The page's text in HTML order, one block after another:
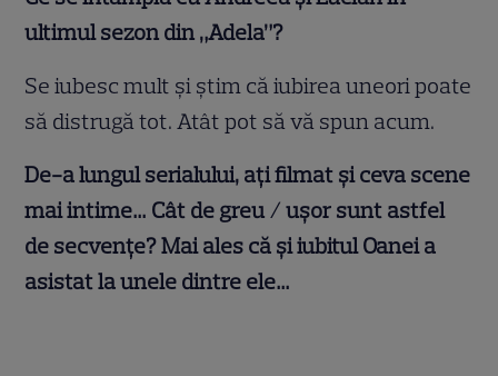
ultimul sezon din „Adela”?
Se iubesc mult și știm că iubirea uneori poate
să distrugă tot. Atât pot să vă spun acum.
De-a lungul serialului, ați filmat și ceva scene
mai intime… Cât de greu / ușor sunt astfel
de secvențe? Mai ales că și iubitul Oanei a
asistat la unele dintre ele…